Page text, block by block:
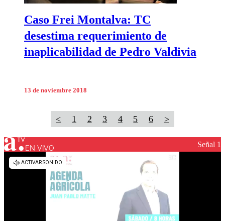
Caso Frei Montalva: TC
desestima requerimiento de
inaplicabilidad de Pedro Valdivia
13 de noviembre 2018
< 1 2 3 4 5 6 >
EN VIVO Señal 1